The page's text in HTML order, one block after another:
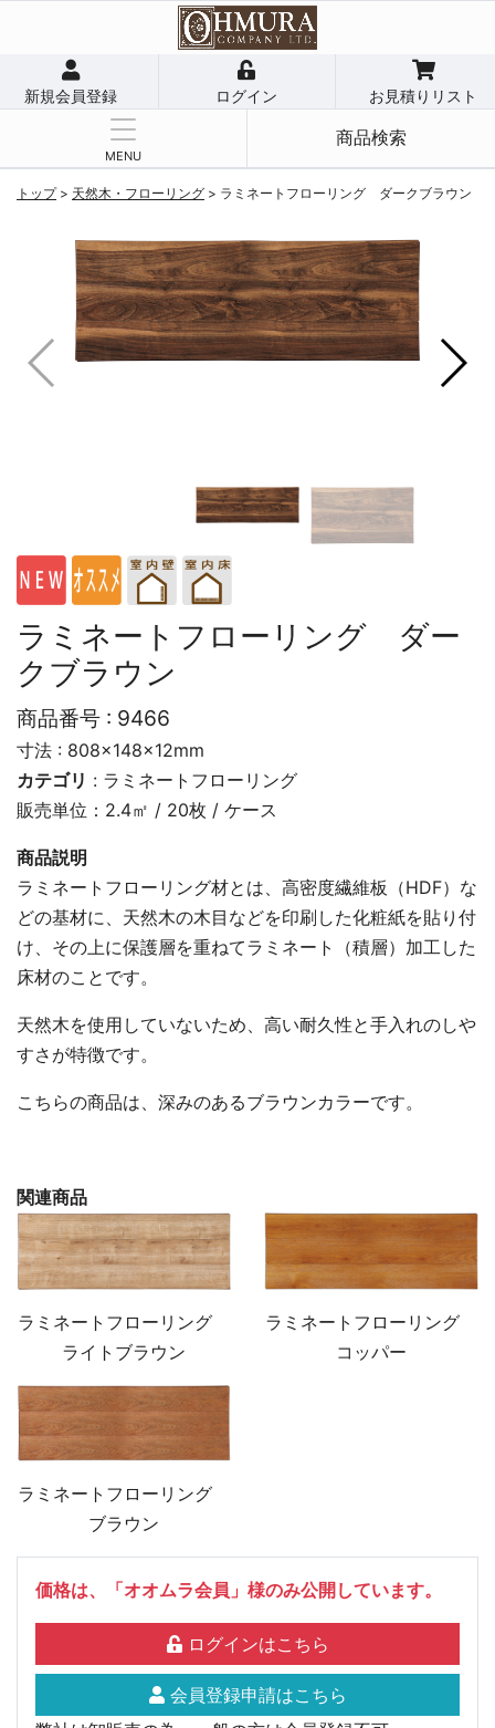
新規会員登録 ログイン お見積りリスト
MENU
商品検索
トップ> 天然木・フローリング > ラミネートフローリング ダークブラウン
ラミネートフローリング ダー
クブラウン
商品番号 : 9466
寸法 : 808×148×12mm
カテゴリ : ラミネートフローリング
販売単位：2.4㎡ / 20枚 / ケース
商品説明
ラミネートフローリング材とは、高密度繊維板（HDF）な
どの基材に、天然木の木目などを印刷した化粧紙を貼り付
け、その上に保護層を重ねてラミネート（積層）加工した
床材のことです。
天然木を使用していないため、高い耐久性と手入れのしや
すさが特徴です。
こちらの商品は、深みのあるブラウンカラーです。
関連商品
ラミネートフローリング
ライトブラウン
ラミネートフローリング
コッパー
ラミネートフローリング
ブラウン
価格は、「オオムラ会員」様のみ公開しています。
ログインはこちら
会員登録申請はこちら